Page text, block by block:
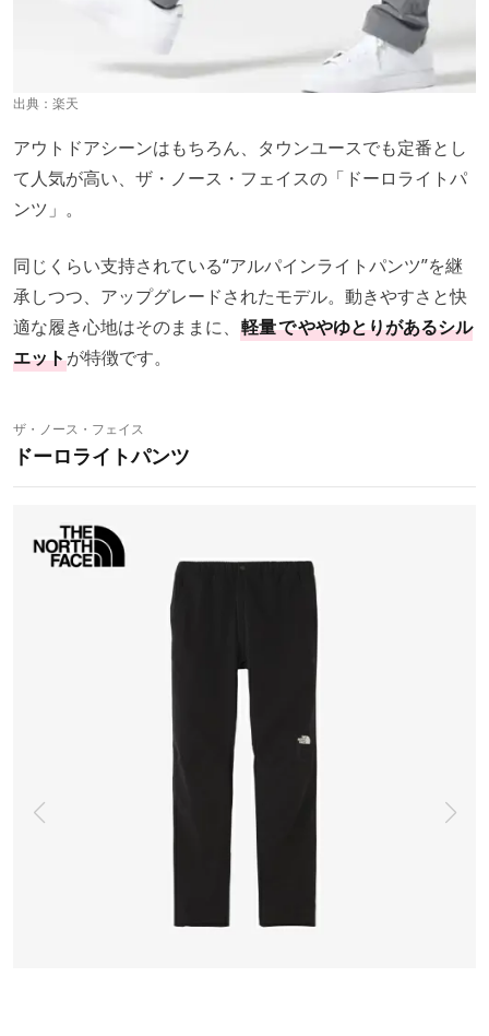
出典： 楽天
アウトドアシーンはもちろん、タウンユースでも定番とし
て人気が高い、ザ・ノース・フェイスの「ドーロライトパ
ンツ」。
同じくらい支持されている“アルパインライトパンツ”を継
承しつつ、アップグレードされたモデル。動きやすさと快
適な履き心地はそのままに、 軽量でややゆとりがあるシル
エットが特徴です。
ザ・ノース・フェイス
ドーロライトパンツ